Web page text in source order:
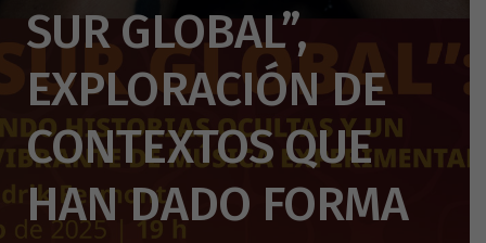
SUR GLOBAL”,
EXPLORACIÓN DE
CONTEXTOS QUE
HAN DADO FORMA